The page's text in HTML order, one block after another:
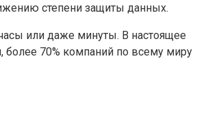
степени защиты данных.
или даже минуты. В настоящее
более 70% компаний по всему миру